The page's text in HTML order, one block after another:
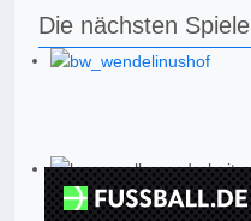
Die nächsten Spiele